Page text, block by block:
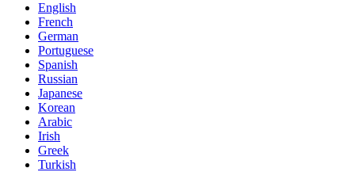
English
French
German
Portuguese
Spanish
Russian
Japanese
Korean
Arabic
Irish
Greek
Turkish